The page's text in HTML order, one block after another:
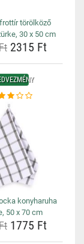
törölköző
30 x 50 cm
2315 Ft
konyharuha
50 x 70 cm
1775 Ft